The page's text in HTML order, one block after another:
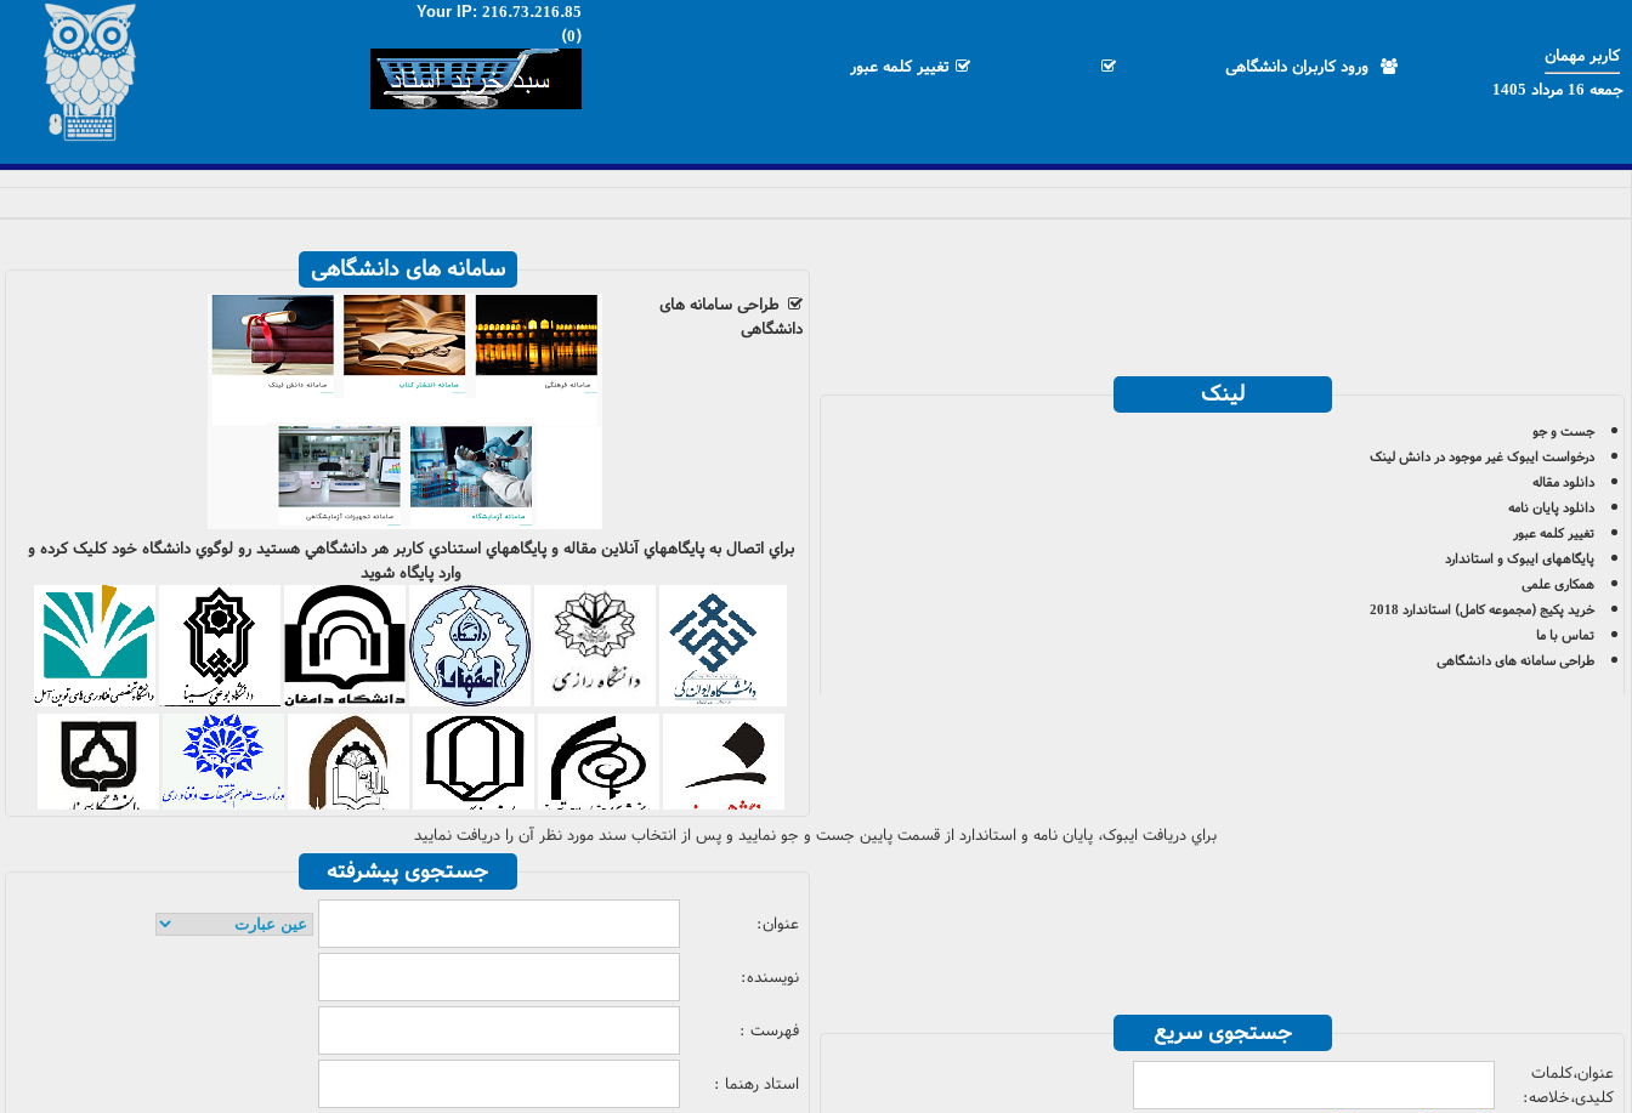
کاربر مهمان
جمعه 16 مرداد 1405
216.73.216.85
:Your IP
ورود کاربران دانشگاهی تغییر کلمه عبور
(0)
لینک
جست و جو
درخواست ایبوک غير موجود در دانش لينک
دانلود مقاله
دانلود پایان نامه
تغییر کلمه عبور
پایگاههای ایبوک و استاندارد
همکاری علمی
خرید پکیج (مجموعه کامل) استاندارد 2018
تماس با ما
طراحی سامانه های دانشگاهی
سامانه های دانشگاهی
طراحی سامانه های
دانشگاهی
براي اتصال به پايگاههاي آنلاين مقاله و پايگاههاي استنادي کاربر هر دانشگاهي هستيد رو لوگوي دانشگاه خود کليک کرده و
وارد پايگاه شويد
براي دريافت ايبوک، پايان نامه و استاندارد از قسمت پايين جست و جو نماييد و پس از انتخاب سند مورد نظر آن را دريافت نماييد
جستجوی سریع
عنوان،کلمات
کلیدی،خلاصه:
جستجوی پیشرفته
عنوان:
نویسنده:
فهرست :
استاد رهنما :